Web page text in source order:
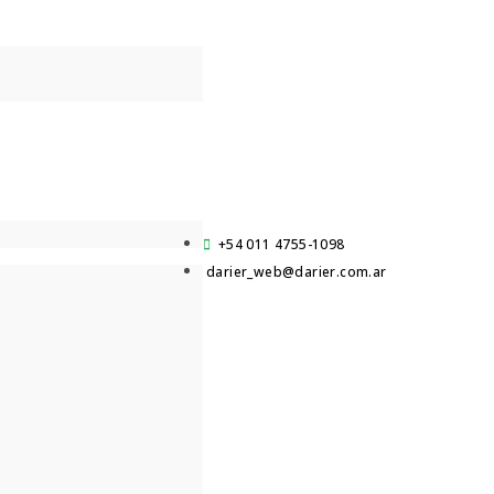
+54 011 4755-1098
darier_web@darier.com.ar